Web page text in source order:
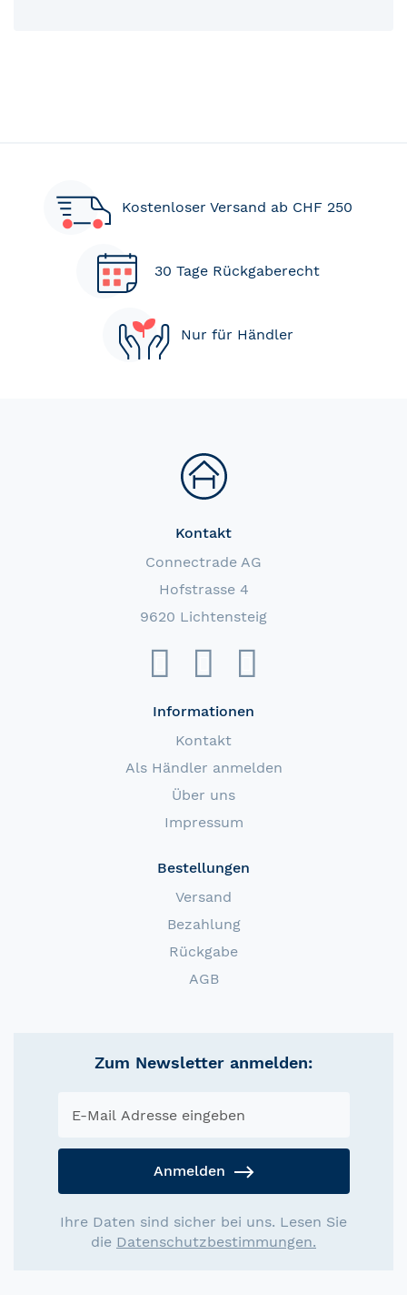
Kostenloser Versand ab CHF 250
30 Tage Rückgaberecht
Nur für Händler
Kontakt
Connectrade AG
Hofstrasse 4
9620 Lichtensteig
Informationen
Kontakt
Als Händler anmelden
Über uns
Impressum
Bestellungen
Versand
Bezahlung
Rückgabe
AGB
Zum Newsletter anmelden:
Anmelden
Ihre Daten sind sicher bei uns. Lesen Sie
die Datenschutzbestimmungen.